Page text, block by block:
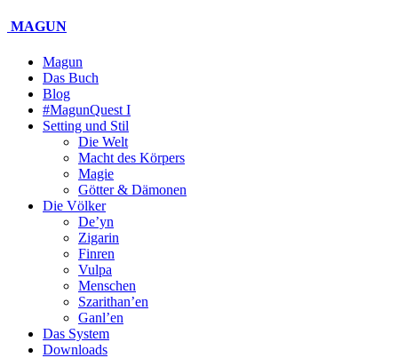
MAGUN
Magun
Das Buch
Blog
#MagunQuest I
Setting und Stil
Die Welt
Macht des Körpers
Magie
Götter & Dämonen
Die Völker
De’yn
Zigarin
Finren
Vulpa
Menschen
Szarithan’en
Ganl’en
Das System
Downloads